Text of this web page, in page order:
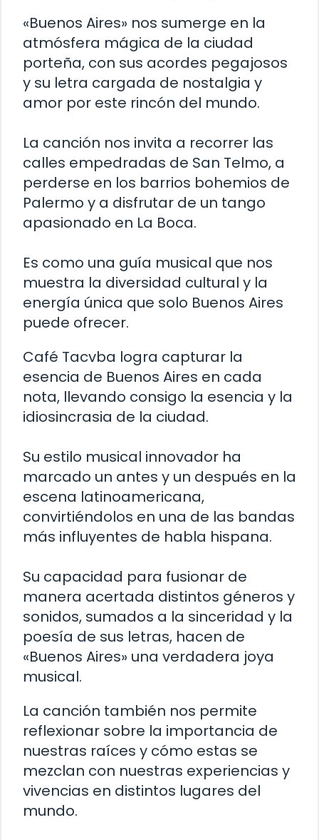
«Buenos Aires» nos sumerge en la
atmósfera mágica de la ciudad
porteña, con sus acordes pegajosos
y su letra cargada de nostalgia y
amor por este rincón del mundo.
La canción nos invita a recorrer las
calles empedradas de San Telmo, a
perderse en los barrios bohemios de
Palermo y a disfrutar de un tango
apasionado en La Boca.
Es como una guía musical que nos
muestra la diversidad cultural y la
energía única que solo Buenos Aires
puede ofrecer.
Café Tacvba logra capturar la
esencia de Buenos Aires en cada
nota, llevando consigo la esencia y la
idiosincrasia de la ciudad.
Su estilo musical innovador ha
marcado un antes y un después en la
escena latinoamericana,
convirtiéndolos en una de las bandas
más influyentes de habla hispana.
Su capacidad para fusionar de
manera acertada distintos géneros y
sonidos, sumados a la sinceridad y la
poesía de sus letras, hacen de
«Buenos Aires» una verdadera joya
musical.
La canción también nos permite
reflexionar sobre la importancia de
nuestras raíces y cómo estas se
mezclan con nuestras experiencias y
vivencias en distintos lugares del
mundo.